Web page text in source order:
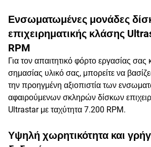
Ενσωματωμένες μονάδες
επιχειρηματικής κλάσης
RPM
Για τον απαιτητικό φόρτο εργασίας σας
σημασίας υλικό σας, μπορείτε να
την προηγμένη αξιοπιστία των
αφαιρούμενων σκληρών δίσκων
Ultrastar με ταχύτητα 7.200 RPM.
Υψηλή χωρητικότητα και